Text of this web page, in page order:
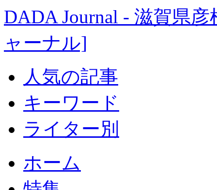
DADA Journal - 滋賀県
ャーナル]
人気の記事
キーワード
ライター別
ホーム